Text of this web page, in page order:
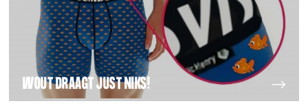
WOUT DRAAGT JUST NIKS!